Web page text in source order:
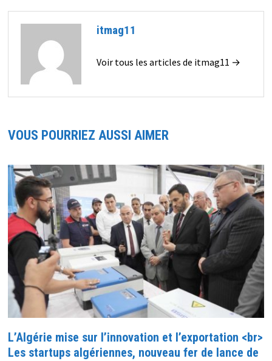
itmag11
Voir tous les articles de itmag11 →
VOUS POURRIEZ AUSSI AIMER
L’Algérie mise sur l’innovation et l’exportation <br>
Les startups algériennes, nouveau fer de lance de